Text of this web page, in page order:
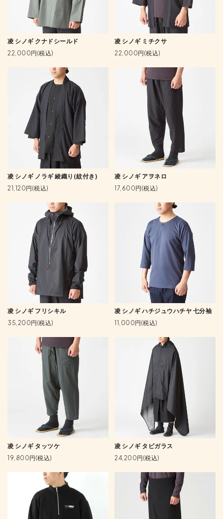
凌 シノギ クナドシールド
22,000円(税込)
凌 シノギ ミチクサ
22,000円(税込)
凌 シノギ ノラギ 綾織り(紋付き)
21,120円(税込)
凌 シノギ アヲネロ
17,600円(税込)
凌 シノギ フリシキル
35,200円(税込)
凌 シノギ ハチジュウハチヤ 七分袖
11,000円(税込)
凌 シノギ タッツケ
19,800円(税込)
凌 シノギ タビガラス
24,200円(税込)